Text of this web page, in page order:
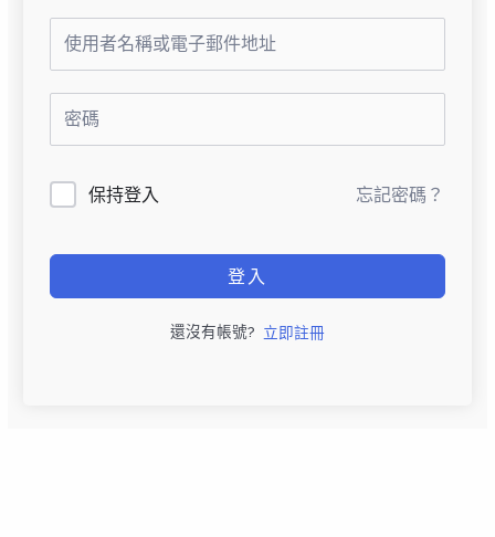
保持登入 忘記密碼？
登入
還沒有帳號? 立即註冊